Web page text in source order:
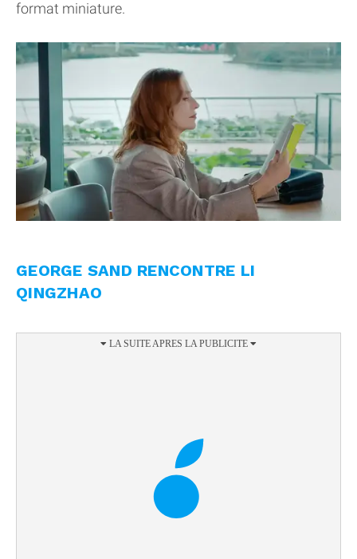
format miniature.
GEORGE SAND RENCONTRE LI
QINGZHAO